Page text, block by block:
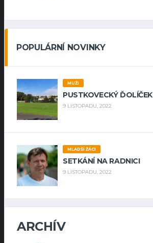
POPULÁRNÍ NOVINKY
MUŽI
PUSTKOVECKÝ ĎOLÍČEK
9 LISTOPADU, 2022
MLADŠÍ ŽÁCI
SETKÁNÍ NA RADNICI
9 LISTOPADU, 2022
ARCHÍV